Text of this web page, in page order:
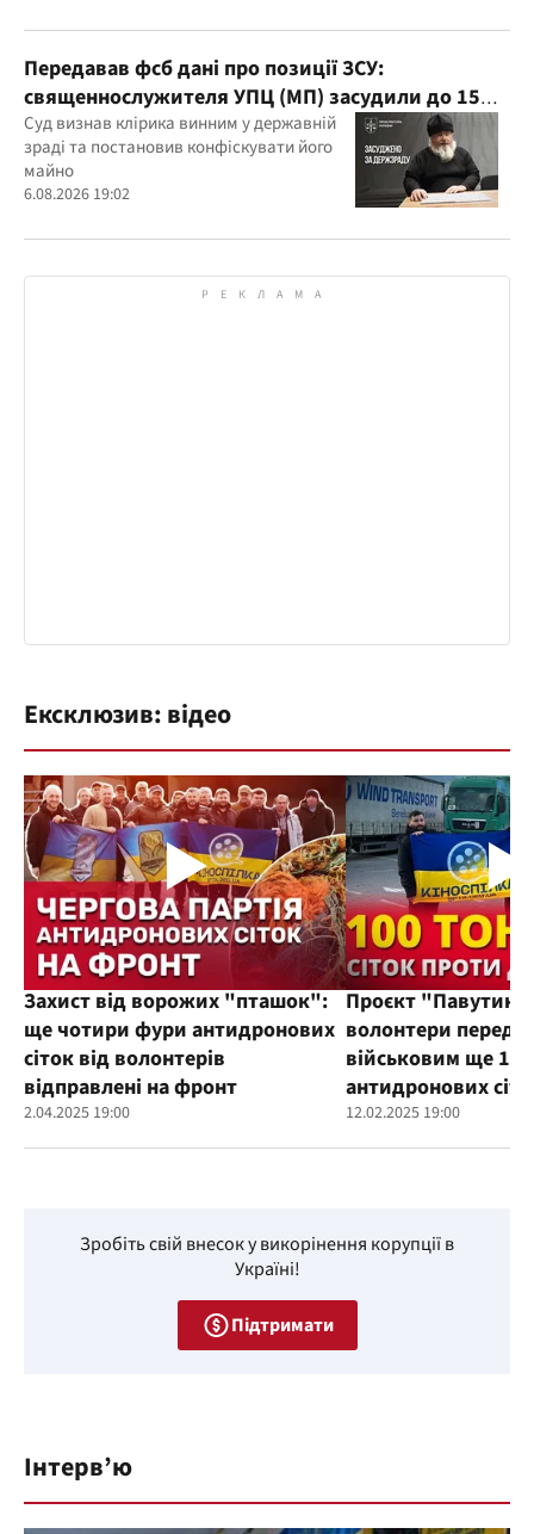
Передавав фсб дані про позиції ЗСУ:
священнослужителя УПЦ (МП) засудили до 15
років
Суд визнав клірика винним у державній
зраді та постановив конфіскувати його
майно
6.08.2026 19:02
Ексклюзив: відео
Захист від ворожих "пташок":
ще чотири фури антидронових
сіток від волонтерів
відправлені на фронт
2.04.2025 19:00
Проєкт
волонтери
військовим ще
антидронових
12.02.2025 19:00
Зробіть свій внесок у викорінення корупції в
Україні!
Підтримати
Інтерв’ю